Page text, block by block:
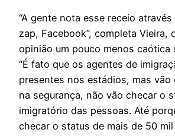
“A gente nota esse receio
zap, Facebook”, completa Vieira,
opinião um pouco menos caótica
“É fato que os agentes de
presentes nos estádios, mas vão
na segurança, não vão checar o
imigratório das pessoas. Até
checar o status de mais de 50 mil